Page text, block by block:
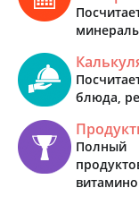
блюда,